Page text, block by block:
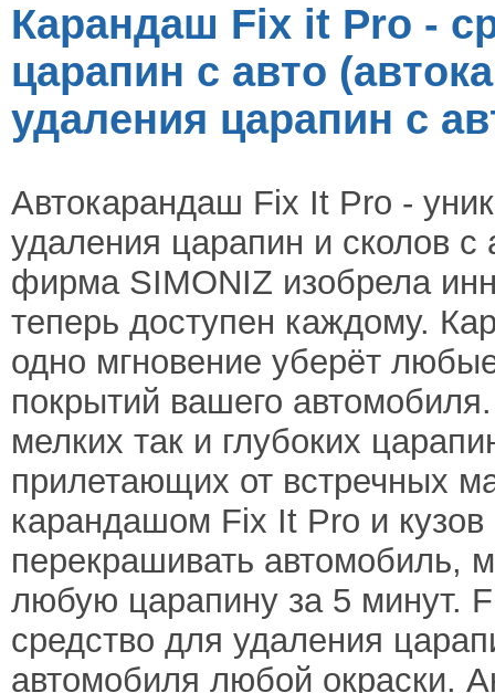
Карандаш Fix it Pro -
царапин с авто
удаления царапин с
Автокарандаш Fix It Pro -
удаления царапин и сколов
фирма SIMONIZ изобрела
теперь доступен каждому.
одно мгновение уберёт
покрытий вашего
мелких так и глубоких
прилетающих от встречных
карандашом Fix It Pro и
перекрашивать автомобиль,
любую царапину за 5 минут.
средство для удаления
автомобиля любой окраски.